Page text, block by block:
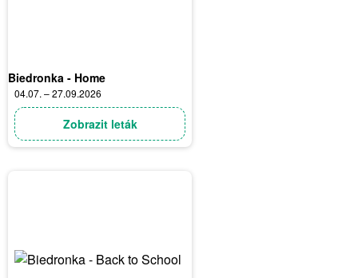
Biedronka - Home
04.07. – 27.09.2026
Zobrazit leták